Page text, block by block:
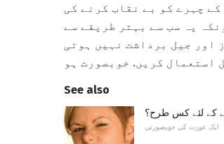
چہرے کو بے نقاب کرنے کی
یہ سب سے بہتر طریقے سے
اور جیل برداشت نہیں ہوتی
استعمال کریں. خوبصورت ہو
See also
کے لئے کس طرح؟
ایک عورت کی خوبصورتی